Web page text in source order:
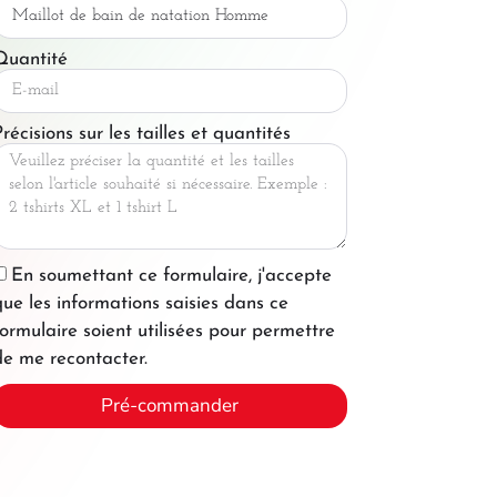
sur les tailles et quantités
En soumettant ce formulaire, j'accepte
les informations saisies dans ce
soient utilisées pour permettre
me recontacter.
Pré-commander